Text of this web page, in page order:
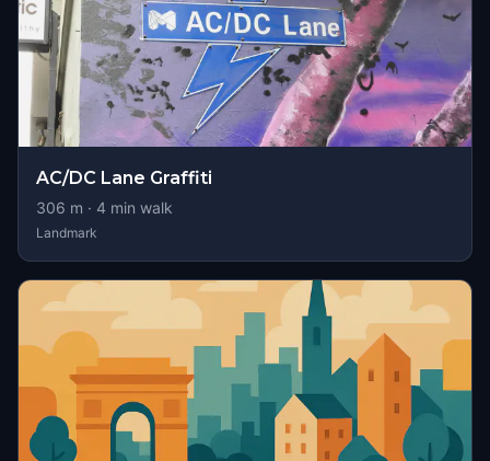
AC/DC Lane Graffiti
306 m · 4 min walk
Landmark